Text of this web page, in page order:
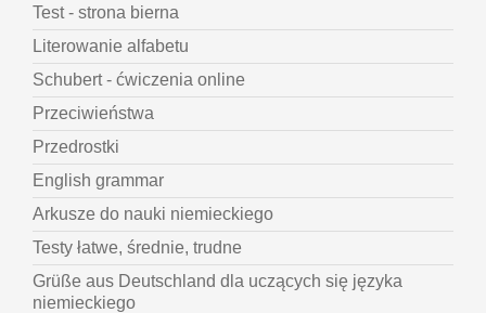
Test - strona bierna
Literowanie alfabetu
Schubert - ćwiczenia online
Przeciwieństwa
Przedrostki
English grammar
Arkusze do nauki niemieckiego
Testy łatwe, średnie, trudne
Grüße aus Deutschland dla uczących się języka
niemieckiego